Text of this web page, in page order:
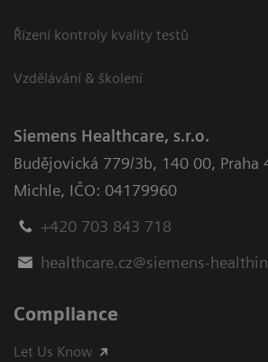
Řízení kontroly kvality testů
Vzdělávání & školení
Siemens Healthcare, s.r.o.
Budějovická 779/3b, 140 00, Praha
Michle, IČO: 04179960
+420 703 843 718
healthcare.cz@siemens-
Compliance
Let Us Know